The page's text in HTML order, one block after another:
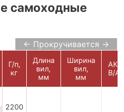
самоходные
← Прокручивается →
Г/п,
кг
Длина
вил,
мм
Ширина
вил,
мм
АКБ,
В/Ач
2200